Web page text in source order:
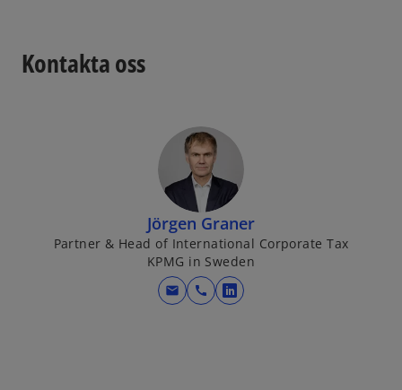
Kontakta oss
Jörgen Graner
Partner & Head of International Corporate Tax
KPMG in Sweden
mail call
o